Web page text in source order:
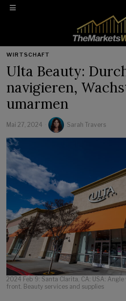
WIRTSCHAFT
Ulta Beauty:
navigieren,
umarmen
Mai 27, 2024 Sarah Travers
2024 Feb 9: Santa Clarita, CA: USA:
front. Beauty services and supplies